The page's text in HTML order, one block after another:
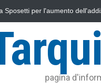
e l'Assonautica Provinciale
pagina